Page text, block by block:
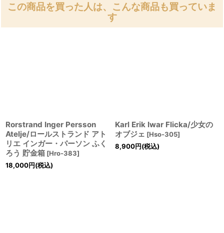
この商品を買った人は、こんな商品も買っていま
す
Rorstrand Inger Persson
Atelje/ロールストランド アト
リエ インガー・パーソン ふく
ろう 貯金箱 [Hro-383]
18,000円(税込)
Karl Erik Iwar Flicka/少女の
オブジェ [Hso-305]
8,900円(税込)